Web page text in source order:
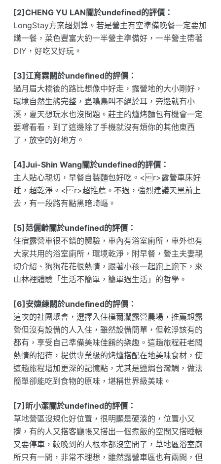
[2]CHENG YU LAN關於undefined的評價：
LongStay方案超划算。若是營主有空準備晚餐一定要加
購一餐，菜色豐富大約一半營主準備好，一半營主帶著
DIY，好吃又好玩。
[3]江育霖關於undefined的評價：
過月眉大橋後的路比想像中好走，露營地的大小剛好，
環境自然生態完整，蟲鳴鳥叫不絕於耳，旁邊就有小
溪，夏天想玩水也沒問題。莊主的爐烤麵包有機會一定
要嚐看看，到了這邊除了手機就沒有煩你的其他東西
了，放空的好地方。
[4]Jui-Shin Wang關於undefined的評價：
主人貼心親切，早餐自製麵包好吃。<r>露營車床好
睡，超乾淨。<r>超推薦。不過，強烈建議天黑前上
去，有一段路有點黑暗崎嶇。
[5]范儷齡關於undefined的評價：
住宿露營車很不錯的體驗，車內有浴室廁所，車外也有
大家共用的浴室廁所，環境乾淨，附早餐，營主夫妻親
切介紹、狗狗花花很熱情，跟著小孩一起跑上跑下，來
山林裡體驗「生活不簡單，簡單過生活」的哲學。
[6]安婕練關於undefined的評價：
這次的社團聚會，選擇入住樸爾瀾露營農場，推薦想露
營但沒有設備的人入住，雖然設備簡單，但乾淨該有的
都有，享受自己準備美味佳餚的樂趣。這趟旅程莊老闆
熱情的招待，提供專業級的烤爐搭配在地美味食材，使
這趟旅程增加更深的記憶點，尤其是鹽焗台灣鯛，做法
簡單卻能吃到食物的原味，堪稱世界級美味。
[7]昕小潔關於undefined的評價：
草地營區沒規化好位置，很明顯是硬湊的，位置小又
擠，有的人又搭客廳帳又搭出一個煮飯的空間又搭睡帳
又要停車，較晚到的人根本都沒空間了，草地區浴室廁
所只有一間，非常不理想，雖然露營車區也有兩間，但